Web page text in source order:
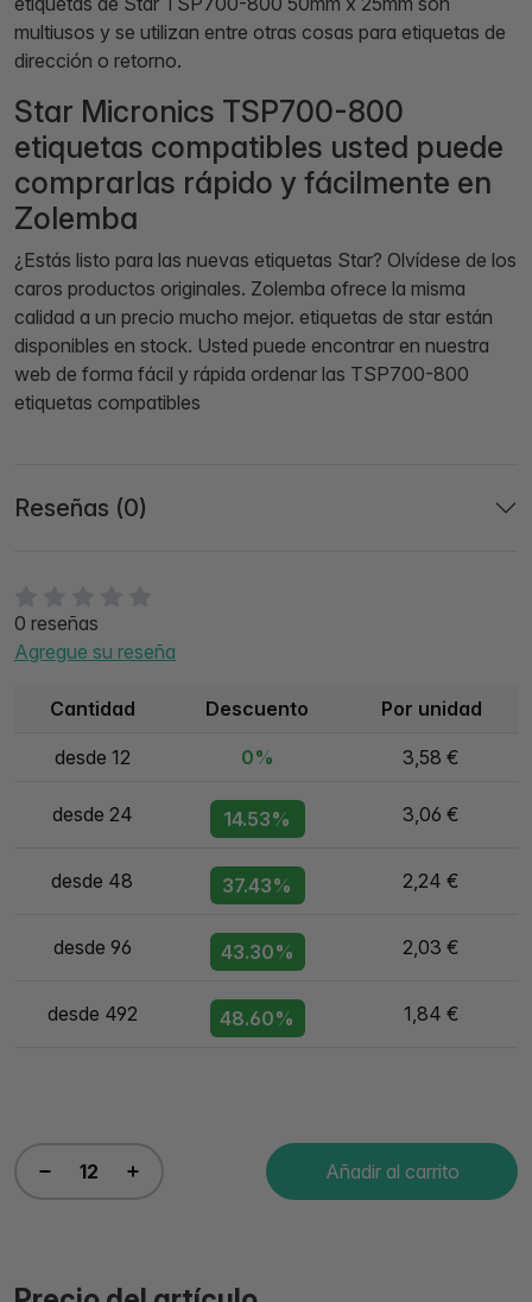
0 reseñas
Agregue su reseña
Cantidad Descuento Por unidad
desde 12 0% 3,58 €
desde 24 14.53% 3,06 €
desde 48 37.43% 2,24 €
desde 96 43.30% 2,03 €
desde 492 48.60% 1,84 €
Añadir al carrito
multiusos y se utilizan entre otras cosas para etiquetas de
dirección o retorno.
Star Micronics TSP700-800
etiquetas compatibles usted puede
comprarlas rápido y fácilmente en
Zolemba
¿Estás listo para las nuevas etiquetas Star? Olvídese de los
caros productos originales. Zolemba ofrece la misma
calidad a un precio mucho mejor. etiquetas de star están
disponibles en stock. Usted puede encontrar en nuestra
web de forma fácil y rápida ordenar las TSP700-800
etiquetas compatibles
Reseñas (0)